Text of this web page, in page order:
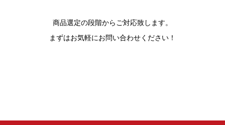
商品選定の段階からご対応致します。
まずはお気軽にお問い合わせください！